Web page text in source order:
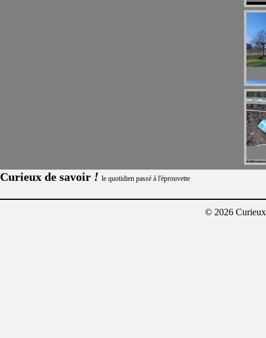
Curieux de savoir ! le quotidien passé à l'éprouvette
© 2026